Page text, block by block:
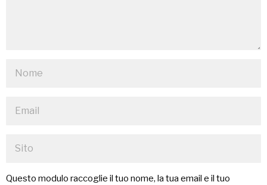
Questo modulo raccoglie il tuo nome, la tua email e il tuo